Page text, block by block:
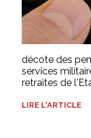
décote des
services
retraites de
LIRE L'ARTICLE